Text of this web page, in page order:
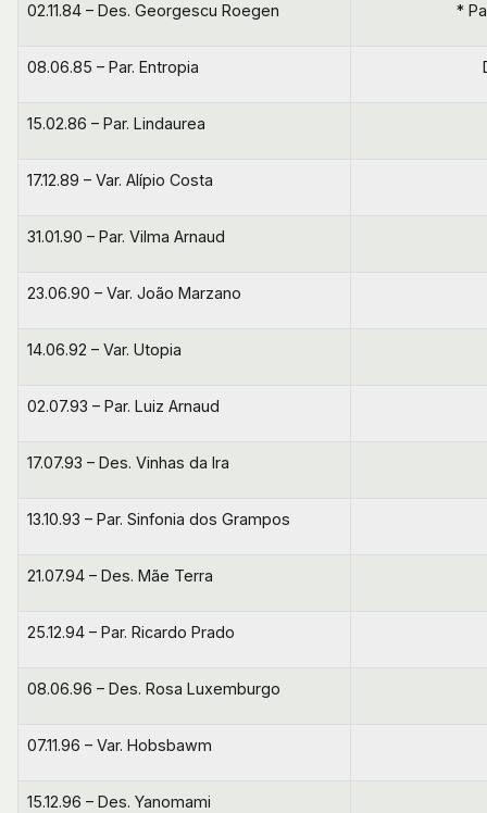
02.11.84 – Des. Georgescu Roegen *
08.06.85 – Par. Entropia
15.02.86 – Par. Lindaurea
17.12.89 – Var. Alípio Costa
31.01.90 – Par. Vilma Arnaud
23.06.90 – Var. João Marzano
14.06.92 – Var. Utopia
02.07.93 – Par. Luiz Arnaud
17.07.93 – Des. Vinhas da Ira
13.10.93 – Par. Sinfonia dos Grampos
21.07.94 – Des. Mãe Terra
25.12.94 – Par. Ricardo Prado
08.06.96 – Des. Rosa Luxemburgo
07.11.96 – Var. Hobsbawm
15.12.96 – Des. Yanomami